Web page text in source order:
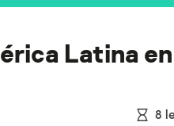
Latina
8